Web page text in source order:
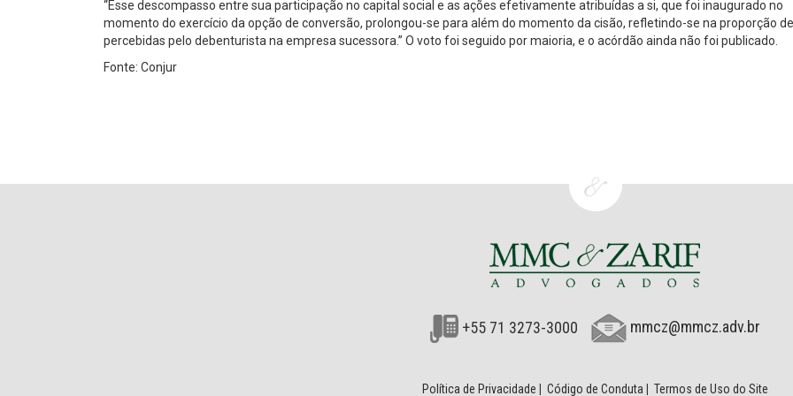
“Esse descompasso entre sua participação no capital social e as ações efetivamente atribuídas a si, que foi inaugurado no
momento do exercício da opção de conversão, prolongou-se para além do momento da cisão, refletindo-se na proporção
percebidas pelo debenturista na empresa sucessora.” O voto foi seguido por maioria, e o acórdão ainda não foi publicado.
Fonte: Conjur
+55 71 3273-3000 mmcz@mmcz.adv.br
Política de Privacidade Código de Conduta Termos de Uso do Site